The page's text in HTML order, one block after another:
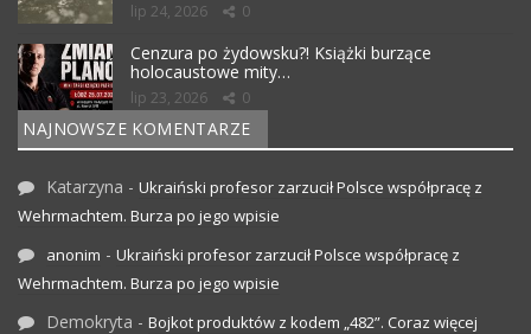
lip 24, 2026 0
Cenzura po żydowsku?! Książki burzące
holocaustowe mity…
lip 23, 2026 0
NAJNOWSZE KOMENTARZE
Katarzyna - Ukraiński profesor zarzucił Polsce współpracę z
Wehrmachtem. Burza po jego wpisie
anonim - Ukraiński profesor zarzucił Polsce współpracę z
Wehrmachtem. Burza po jego wpisie
Demokryta - Bojkot produktów z kodem „482”. Coraz więcej